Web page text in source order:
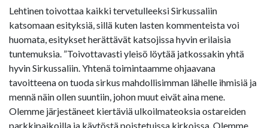
Lehtinen toivottaa kaikki tervetulleeksi Sirkussaliin
katsomaan esityksiä, sillä kuten lasten kommenteista voi
huomata, esitykset herättävät katsojissa hyvin erilaisia
tuntemuksia. ”Toivottavasti yleisö löytää jatkossakin yhtä
hyvin Sirkussaliin. Yhtenä toimintaamme ohjaavana
tavoitteena on tuoda sirkus mahdollisimman lähelle ihmisiä ja
mennä näin ollen suuntiin, johon muut eivät aina mene.
Olemme järjestäneet kiertäviä ulkoilmateoksia ostareiden
parkkipaikoilla ja käytöstä poistetuissa kirkoissa. Olemme